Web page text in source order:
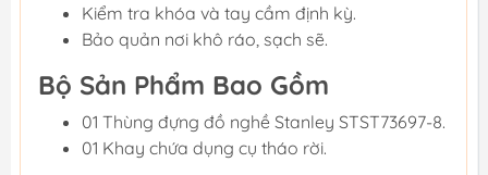
Kiểm tra khóa và tay cầm định kỳ.
Bảo quản nơi khô ráo, sạch sẽ.
Bộ Sản Phẩm Bao Gồm
01 Thùng đựng đồ nghề Stanley STST73697-8.
01 Khay chứa dụng cụ tháo rời.